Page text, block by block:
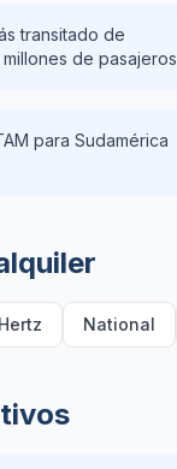
transitado de
de pasajeros
para Sudamérica
Hertz National